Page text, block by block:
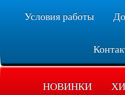
Условия работы
НОВИНКИ